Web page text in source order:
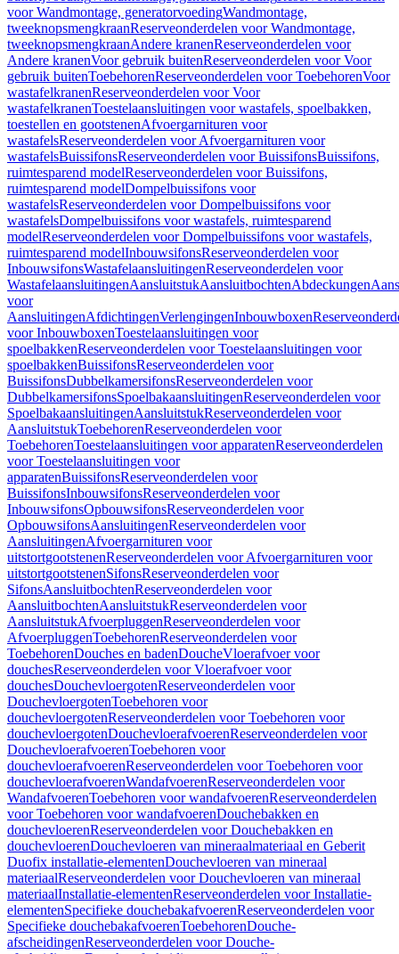
voor Wandmontage, generatorvoedingWandmontage,
tweeknopsmengkraanReserveonderdelen voor Wandmontage,
tweeknopsmengkraanAndere kranenReserveonderdelen voor
Andere kranenVoor gebruik buitenReserveonderdelen voor Voor
gebruik buitenToebehorenReserveonderdelen voor ToebehorenVoor
wastafelkranenReserveonderdelen voor Voor
wastafelkranenToestelaansluitingen voor wastafels, spoelbakken,
toestellen en gootstenenAfvoergarnituren voor
wastafelsReserveonderdelen voor Afvoergarnituren voor
wastafelsBuissifonsReserveonderdelen voor BuissifonsBuissifons,
ruimtesparend modelReserveonderdelen voor Buissifons,
ruimtesparend modelDompelbuissifons voor
wastafelsReserveonderdelen voor Dompelbuissifons voor
wastafelsDompelbuissifons voor wastafels, ruimtesparend
modelReserveonderdelen voor Dompelbuissifons voor wastafels,
ruimtesparend modelInbouwsifonsReserveonderdelen voor
InbouwsifonsWastafelaansluitingenReserveonderdelen voor
WastafelaansluitingenAansluitstukAansluitbochtenAbdeckungen
voor
AansluitingenAfdichtingenVerlengingenInbouwboxen
voor InbouwboxenToestelaansluitingen voor
spoelbakkenReserveonderdelen voor Toestelaansluitingen voor
spoelbakkenBuissifonsReserveonderdelen voor
BuissifonsDubbelkamersifonsReserveonderdelen voor
DubbelkamersifonsSpoelbakaansluitingenReserveonderdelen voor
SpoelbakaansluitingenAansluitstukReserveonderdelen voor
AansluitstukToebehorenReserveonderdelen voor
ToebehorenToestelaansluitingen voor apparatenReserveonderdelen
voor Toestelaansluitingen voor
apparatenBuissifonsReserveonderdelen voor
BuissifonsInbouwsifonsReserveonderdelen voor
InbouwsifonsOpbouwsifonsReserveonderdelen voor
OpbouwsifonsAansluitingenReserveonderdelen voor
AansluitingenAfvoergarnituren voor
uitstortgootstenenReserveonderdelen voor Afvoergarnituren voor
uitstortgootstenenSifonsReserveonderdelen voor
SifonsAansluitbochtenReserveonderdelen voor
AansluitbochtenAansluitstukReserveonderdelen voor
AansluitstukAfvoerpluggenReserveonderdelen voor
AfvoerpluggenToebehorenReserveonderdelen voor
ToebehorenDouches en badenDoucheVloerafvoer voor
douchesReserveonderdelen voor Vloerafvoer voor
douchesDouchevloergotenReserveonderdelen voor
DouchevloergotenToebehoren voor
douchevloergotenReserveonderdelen voor Toebehoren voor
douchevloergotenDouchevloerafvoerenReserveonderdelen voor
DouchevloerafvoerenToebehoren voor
douchevloerafvoerenReserveonderdelen voor Toebehoren voor
douchevloerafvoerenWandafvoerenReserveonderdelen voor
WandafvoerenToebehoren voor wandafvoerenReserveonderdelen
voor Toebehoren voor wandafvoerenDouchebakken en
douchevloerenReserveonderdelen voor Douchebakken en
douchevloerenDouchevloeren van mineraalmateriaal en Geberit
Duofix installatie-elementenDouchevloeren van mineraal
materiaalReserveonderdelen voor Douchevloeren van mineraal
materiaalInstallatie-elementenReserveonderdelen voor Installatie-
elementenSpecifieke douchebakafvoerenReserveonderdelen voor
Specifieke douchebakafvoerenToebehorenDouche-
afscheidingenReserveonderdelen voor Douche-